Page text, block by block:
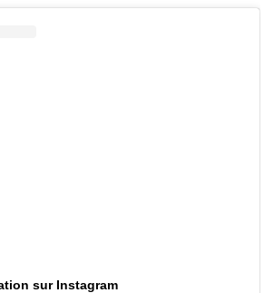
sur Instagram